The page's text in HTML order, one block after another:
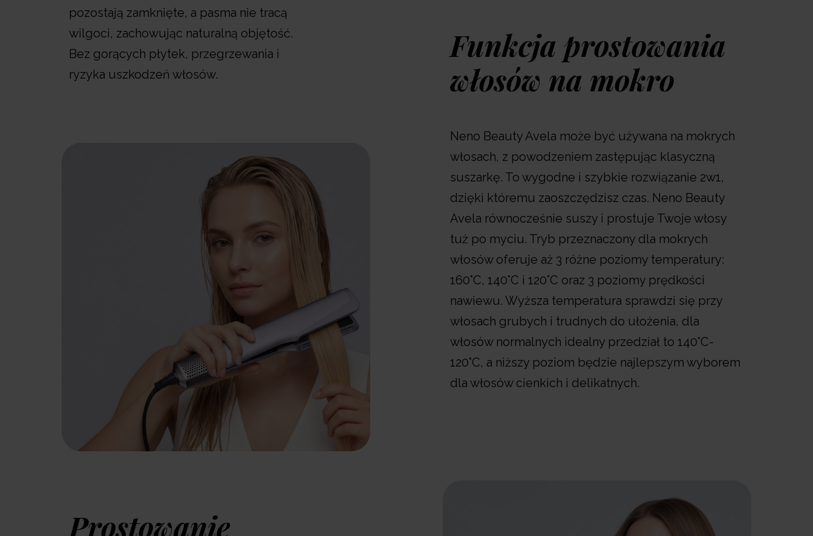
pozostają zamknięte, a pasma nie tracą
wilgoci, zachowując naturalną objętość.
Bez gorących płytek, przegrzewania i
ryzyka uszkodzeń włosów.
Funkcja prostowania
włosów na mokro
Neno Beauty Avela może być używana na mokrych
włosach, z powodzeniem zastępując klasyczną
suszarkę. To wygodne i szybkie rozwiązanie 2w1,
dzięki któremu zaoszczędzisz czas. Neno Beauty
Avela równocześnie suszy i prostuje Twoje włosy
tuż po myciu. Tryb przeznaczony dla mokrych
włosów oferuje aż 3 różne poziomy temperatury:
160°C, 140°C i 120°C oraz 3 poziomy prędkości
nawiewu. Wyższa temperatura sprawdzi się przy
włosach grubych i trudnych do ułożenia, dla
włosów normalnych idealny przedział to 140°C-
120°C, a niższy poziom będzie najlepszym wyborem
dla włosów cienkich i delikatnych.
Prostowanie